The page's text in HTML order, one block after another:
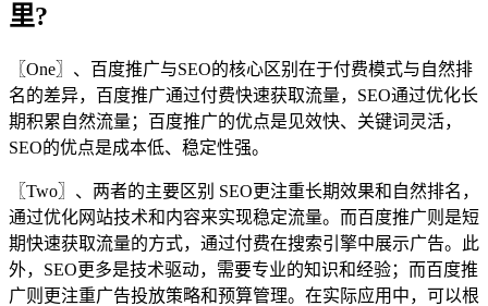
里?
〖One〗、百度推广与SEO的核心区别在于付费模式与自然排
名的差异，百度推广通过付费快速获取流量，SEO通过优化长
期积累自然流量；百度推广的优点是见效快、关键词灵活，
SEO的优点是成本低、稳定性强。
〖Two〗、两者的主要区别 SEO更注重长期效果和自然排名，
通过优化网站技术和内容来实现稳定流量。而百度推广则是短
期快速获取流量的方式，通过付费在搜索引擎中展示广告。此
外，SEO更多是技术驱动，需要专业的知识和经验；而百度推
广则更注重广告投放策略和预算管理。在实际应用中，可以根